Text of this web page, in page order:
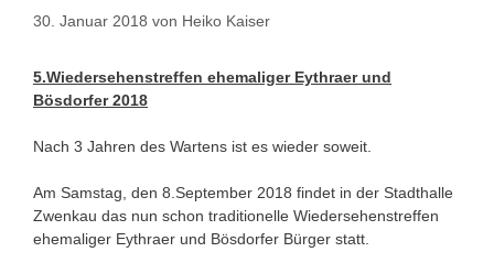
30. Januar 2018 von Heiko Kaiser
5.Wiedersehenstreffen ehemaliger Eythraer und
Bösdorfer 2018
Nach 3 Jahren des Wartens ist es wieder soweit.
Am Samstag, den 8.September 2018 findet in der Stadthalle
Zwenkau das nun schon traditionelle Wiedersehenstreffen
ehemaliger Eythraer und Bösdorfer Bürger statt.